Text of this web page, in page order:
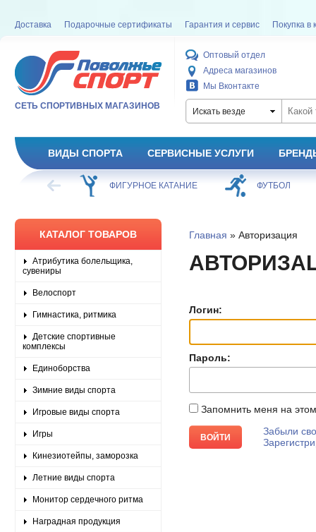
Доставка Подарочные сертификаты Гарантия и сервис Покупка в
СЕТЬ СПОРТИВНЫХ МАГАЗИНОВ
Оптовый отдел
Адреса магазинов
Мы Вконтакте
Искать везде
ВИДЫ СПОРТА СЕРВИСНЫЕ УСЛУГИ
ХОККЕЙ ФИГУРНОЕ КАТАНИЕ ФУТБОЛ
КАТАЛОГ ТОВАРОВ
Атрибутика болельщика,
сувениры
Велоспорт
Гимнастика, ритмика
Детские спортивные
комплексы
Единоборства
Зимние виды спорта
Игровые виды спорта
Игры
Кинезиотейпы, заморозка
Летние виды спорта
Монитор сердечного ритма
Наградная продукция
Главная » Авторизация
Логин:
Пароль:
Запомнить меня на
Забыли